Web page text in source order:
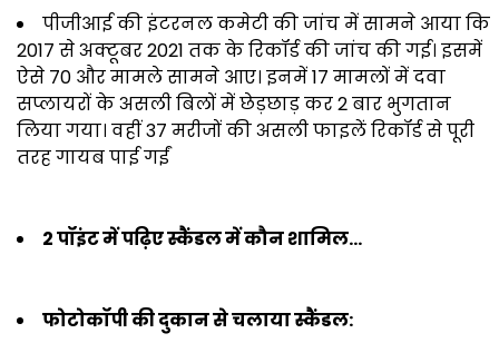
पीजीआई की इंटरनल कमेटी की जांच में सामने आया कि
2017 से अक्टूबर 2021 तक के रिकॉर्ड की जांच की गई। इसमें
ऐसे 70 और मामले सामने आए। इनमें 17 मामलों में दवा
सप्लायरों के असली बिलों में छेड़छाड़ कर 2 बार भुगतान
लिया गया। वहीं 37 मरीजों की असली फाइलें रिकॉर्ड से पूरी
तरह गायब पाई गईं
2 पॉइंट में पढ़िए स्कैंडल में कौन शामिल…
फोटोकॉपी की दुकान से चलाया स्कैंडल: